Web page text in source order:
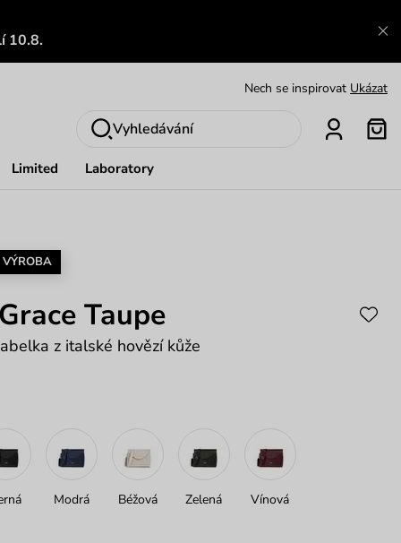
10.8.
Limited Laboratory
Nech se inspirovat Ukázat
Vyhledávání
VÝROBA
Taupe
z italské hovězí kůže
Modrá Béžová Zelená Vínová